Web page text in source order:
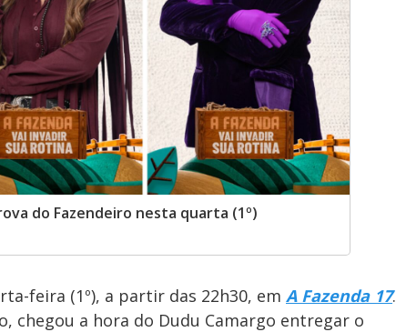
do Fazendeiro nesta quarta (1º)
feira (1º), a partir das 22h30, em A Fazenda 17.
chegou a hora do Dudu Camargo entregar o